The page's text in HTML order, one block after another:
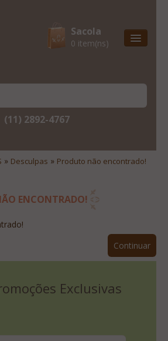
Sacola
0 item(ns)
Natal & 2017
Lista De Desejos
Minha Conta
Site Institucional
Lista De Desejos
(11) 2892-4767
» Desculpas » Produto não encontrado!
ENCONTRADO!
Continuar
Exclusivas